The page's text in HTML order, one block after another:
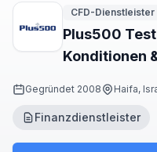
CFD-Dienstleister
Plus500
Konditionen
Gegründet 2008 Haifa,
Finanzdienstleister